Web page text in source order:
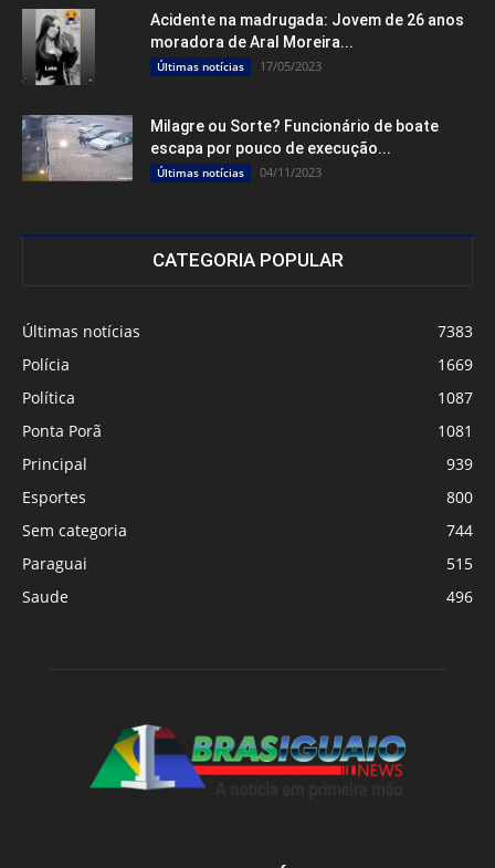
Acidente na madrugada: Jovem de 26 anos
moradora de Aral Moreira...
Últimas notícias 17/05/2023
Milagre ou Sorte? Funcionário de boate
escapa por pouco de execução...
Últimas notícias 04/11/2023
CATEGORIA POPULAR
Últimas notícias
7383
Polícia
1669
Política
1087
Ponta Porã
1081
Principal
939
Esportes
800
Sem categoria
744
Paraguai
515
Saude
496